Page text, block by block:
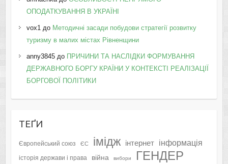
ОПОДАТКУВАННЯ В УКРАЇНІ
vox1до Методичні засади побудови стратегії розвитку
туризму в малих містах Рівненщини
anny3845до ПРИЧИНИ ТА НАСЛІДКИ ФОРМУВАННЯ
ДЕРЖАВНОГО БОРГУ КРАЇНИ У КОНТЕКСТІ РЕАЛІЗАЦІЇ
БОРГОВОЇ ПОЛІТИКИ
ТЕҐИ
Європейський союз ЄС імідж інтернет інформація
історія держави і права війна вибори
ГЕНДЕР